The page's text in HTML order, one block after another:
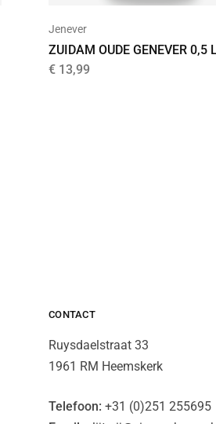
Jenever
ZUIDAM OUDE GENEVER 0,5
€ 13,99
CONTACT
Ruysdaelstraat 33
1961 RM Heemskerk
Telefoon: +31 (0)251 255695